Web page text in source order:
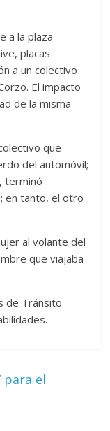
a la plaza
placas
a un colectivo
El impacto
de la misma
que
del automóvil;
terminó
en tanto, el otro
al volante del
que viajaba
de Tránsito
para el